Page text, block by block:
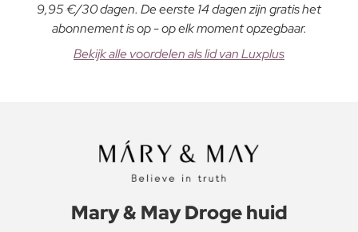
9,95 €/30 dagen. De eerste 14 dagen zijn gratis het
abonnement is op - op elk moment opzegbaar.
Bekijk alle voordelen als lid van Luxplus
Mary & May Droge huid